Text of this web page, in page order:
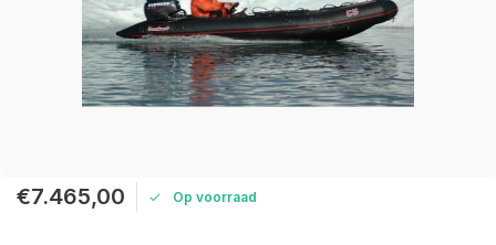
€7.465,00 Op voorraad